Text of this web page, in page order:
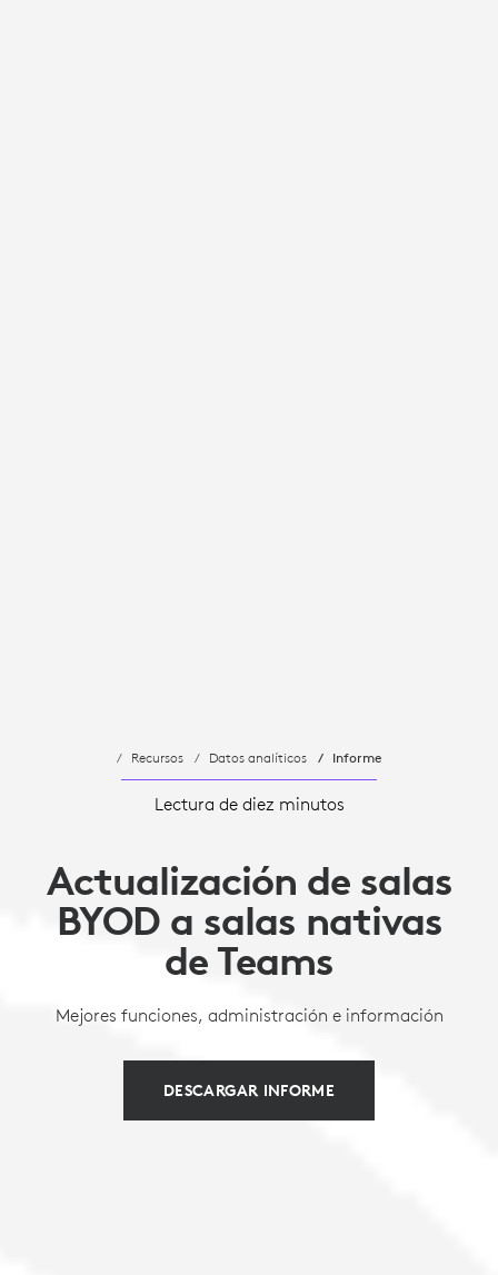
Recursos Datos analíticos Informe
Lectura de diez minutos
Actualización de salas
BYOD a salas nativas
de Teams
Mejores funciones, administración e información
DESCARGAR INFORME